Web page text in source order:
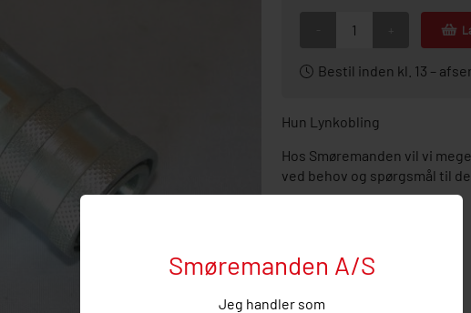
Smøremanden A/S
Jeg handler som
Bestil inden kl. 13 –
Hun Lynkobling
Hos Smøremanden vil vi
ved behov og spørgsmål til